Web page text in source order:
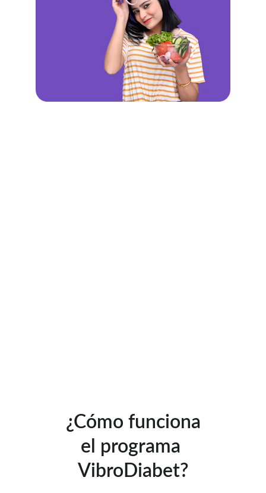
¿Cómo funciona
el programa
VibroDiabet?